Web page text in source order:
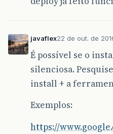
javaflex22 de out. de
É possível se o
silenciosa.
install + a
Exemplos:
https://